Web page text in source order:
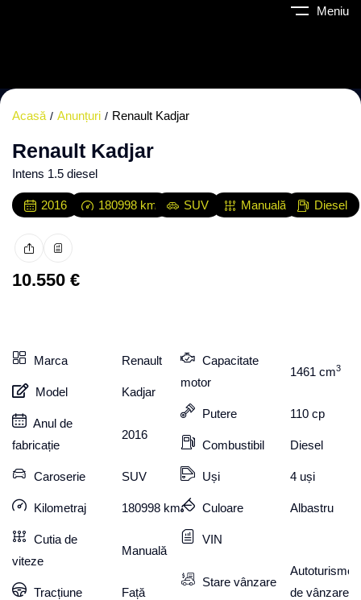
Meniu
Acasă Anunțuri Renault Kadjar
Renault Kadjar
Intens 1.5 diesel
2016 180998 km SUV Manuală Diesel
10.550 €
Marca Renault
Model Kadjar
Anul de
fabricație
2016
Caroserie SUV
Kilometraj 180998 km
Cutia de
viteze
Manuală
Tracțiune Față
Capacitate
motor
1461 cm3
Putere 110 cp
Combustibil Diesel
Uși 4 uși
Culoare Albastru
VIN
Stare vânzare
Autoturisme
de vânzare